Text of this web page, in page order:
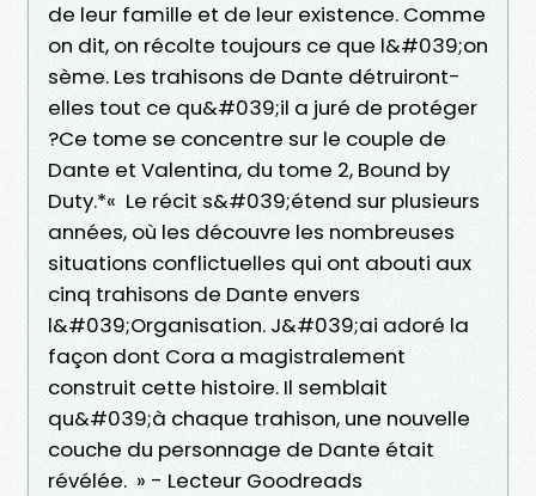
de leur famille et de leur existence. Comme
on dit, on récolte toujours ce que l&#039;on
sème. Les trahisons de Dante détruiront-
elles tout ce qu&#039;il a juré de protéger
?Ce tome se concentre sur le couple de
Dante et Valentina, du tome 2, Bound by
Duty.*« Le récit s&#039;étend sur plusieurs
années, où les découvre les nombreuses
situations conflictuelles qui ont abouti aux
cinq trahisons de Dante envers
l&#039;Organisation. J&#039;ai adoré la
façon dont Cora a magistralement
construit cette histoire. Il semblait
qu&#039;à chaque trahison, une nouvelle
couche du personnage de Dante était
révélée. » - Lecteur Goodreads